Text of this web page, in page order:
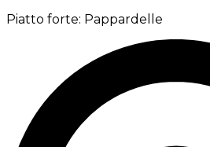
Piatto forte: Pappardelle